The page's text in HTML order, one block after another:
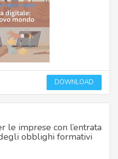
DOWNLOAD
le imprese con l’entrata
obblighi formativi